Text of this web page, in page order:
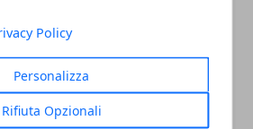
Policy
Personalizza
Rifiuta Opzionali